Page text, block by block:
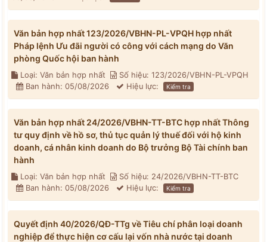
Văn bản hợp nhất 123/2026/VBHN-PL-VPQH hợp nhất
Pháp lệnh Ưu đãi người có công với cách mạng do Văn
phòng Quốc hội ban hành
Loại: Văn bản hợp nhất
Số hiệu: 123/2026/VBHN-PL-VPQH
Ban hành: 05/08/2026
Hiệu lực: Kiểm tra
Văn bản hợp nhất 24/2026/VBHN-TT-BTC hợp nhất Thông
tư quy định về hồ sơ, thủ tục quản lý thuế đối với hộ kinh
doanh, cá nhân kinh doanh do Bộ trưởng Bộ Tài chính ban
hành
Loại: Văn bản hợp nhất
Số hiệu: 24/2026/VBHN-TT-BTC
Ban hành: 05/08/2026
Hiệu lực: Kiểm tra
Quyết định 40/2026/QĐ-TTg về Tiêu chí phân loại doanh
nghiệp để thực hiện cơ cấu lại vốn nhà nước tại doanh